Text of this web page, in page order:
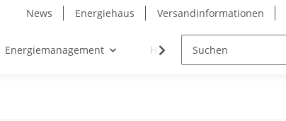
News Energiehaus Versandinformationen
Energiemanagement Hersteller